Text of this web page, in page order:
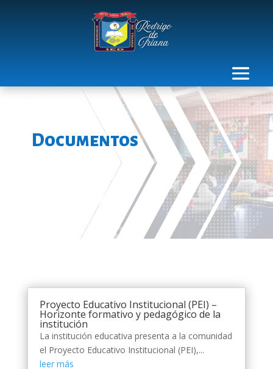
Documentos
Proyecto Educativo Institucional (PEI) –
Horizonte formativo y pedagógico de la
institución
La institución educativa presenta a la comunidad
el Proyecto Educativo Institucional (PEI),...
leer más